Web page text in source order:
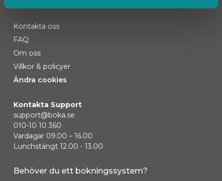
Kontakta oss
FAQ
Om oss
Villkor & policyer
Ändra cookies
Kontakta Support
support@boka.se
010-10 10 360
Vardagar 09.00 – 16.00
Lunchstängt 12.00 - 13.00
Behöver du ett bokningssystem?